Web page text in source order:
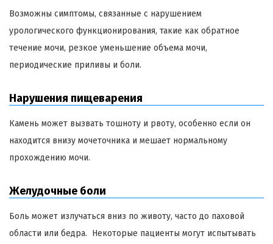
Возможны симптомы, связанные с нарушением
урологического функционирования, такие как обратное
течение мочи, резкое уменьшение объема мочи,
периодические приливы и боли.
Нарушения пищеварения
Камень может вызвать тошноту и рвоту, особенно если он
находится внизу мочеточника и мешает нормальному
прохождению мочи.
Желудочные боли
Боль может излучаться вниз по животу, часто до паховой
области или бедра. Некоторые пациенты могут испытывать